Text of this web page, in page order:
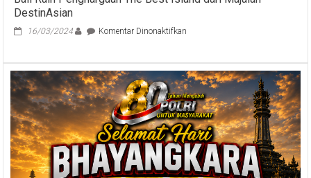
DestinAsian
16/03/2024 Komentar Dinonaktifkan
The
Best
Island
dari
Majalah
DestinAsian